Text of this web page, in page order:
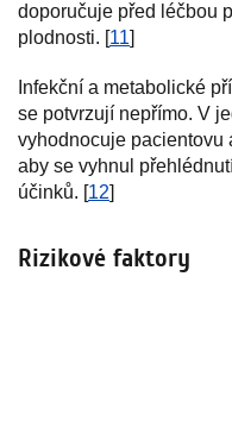
doporučuje před léčbou
plodnosti. [11]
Infekční a metabolické
se potvrzují nepřímo. V
vyhodnocuje pacientovu
aby se vyhnul
účinků. [12]
Rizikové faktory